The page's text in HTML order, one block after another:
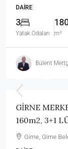
DAIRE
3
Yatak Odaları m²
Bülent
GİRNE
160m2, 3+1
Girne, Girne